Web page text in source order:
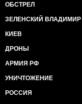
ОБСТРЕЛ
ЗЕЛЕНСКИЙ ВЛАДИМИР
КИЕВ
ДРОНЫ
АРМИЯ РФ
УНИЧТОЖЕНИЕ
РОССИЯ